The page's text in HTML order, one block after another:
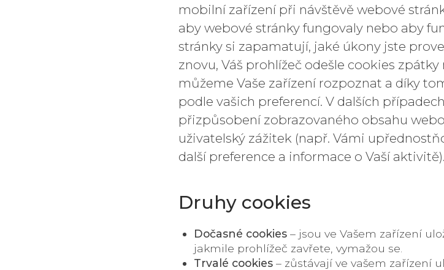
mobilní zařízení při návštěvě webové
aby webové stránky fungovaly nebo aby
stránky si zapamatují, jaké úkony jste
znovu, Váš prohlížeč odešle cookies
můžeme Vaše zařízení rozpoznat a díky
podle vašich preferencí. V dalších
přizpůsobení zobrazovaného obsahu
uživatelský zážitek (např. Vámi
další preference a informace o Vaší aktivitě).
Druhy cookies
Dočasné cookies – jsou ve Vašem zařízení
jakmile prohlížeč zavřete, vymažou se.
Trvalé cookies – zůstávají ve vašem zařízení